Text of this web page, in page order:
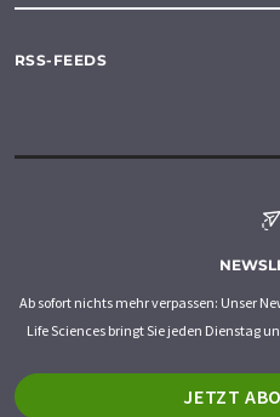
RSS-FEEDS
Ab sofort nichts mehr verpassen: Unser
Life Sciences bringt Sie jeden Dienstag
JETZT